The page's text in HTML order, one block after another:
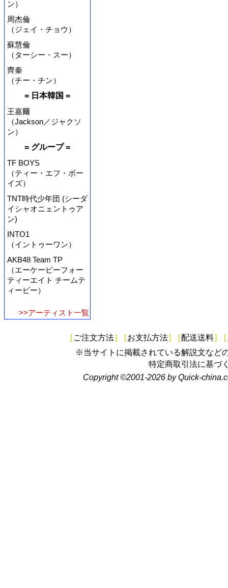
ン）
周杰倫
（ジェイ・チョウ）
蘇慧倫
（ターシー・スー）
齊秦
（チー・チン）
= 日本韓国 =
王嘉爾
（Jackson／ジャクソ
ン）
= グループ =
TF BOYS
（ティー・エフ・ボー
イズ）
TNT時代少年団 (シーダ
イシャオニェントゥア
ン)
INTO1
（イントゥーワン）
AKB48 Team TP
（エーケービーフォー
ティーエイト チームテ
ィーピー）
>>アーティスト一覧
[ ご注文方法] [お支払方法] [配送送料] [
※当サイトに掲載されている解説文など
特定商取引法に基づ
Copyright ©2001-2026 by Quick-